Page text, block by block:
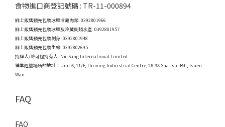
食物進口商登記號碼 : TR-11-000894
網上販售預先包裝冰鮮冷藏肉類: 0392801966
網上販售預先包裝冰鮮及冷藏貝類水產: 0392801957
網上販售預先包裝刺身: 0392801948
網上販售預先包裝生蠔: 0392802695
持牌人/許可證持有人: Nic Sang International Limited
獲準經營場所的地址： Unit 6, 11/F, Thriving Indurstrial Centre, 26-38 Sha Tsui Rd., Tsuen
Wan
FAQ
FAQ